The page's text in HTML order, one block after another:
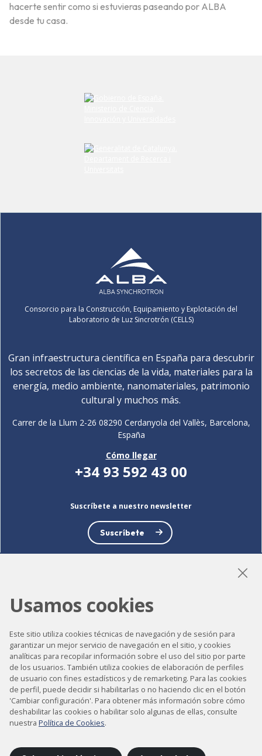
hacerte sentir como si estuvieras paseando por ALBA
desde tu casa.
Consorcio para la Construcción, Equipamiento y Explotación del
Laboratorio de Luz Sincrotrón (CELLS)
Gran infraestructura científica en España para descubrir
los secretos de las ciencias de la vida, materiales para la
energía, medio ambiente, nanomateriales, patrimonio
cultural y muchos más.
Carrer de la Llum 2-26 08290 Cerdanyola del Vallès, Barcelona,
España
Cómo llegar
+34 93 592 43 00
Suscríbete a nuestro newsletter
Suscríbete
LinkedInInstagram
Accesibilidad
Contacto
Aviso legal
Política de privacidad
Usamos cookies
Este sitio utiliza cookies técnicas de navegación y de sesión para
garantizar un mejor servicio de navegación en el sitio, y cookies
analíticas para recopilar información sobre el uso del sitio por parte
de los usuarios. También utiliza cookies de elaboración de perfiles
de usuario con fines estadísticos y de remarketing. Para las cookies
de perfil, puede decidir si habilitarlas o no haciendo clic en el botón
'Cambiar configuración'. Para obtener más información sobre cómo
deshabilitar las cookies o habilitar solo algunas de ellas, consulte
nuestra Política de Cookies.